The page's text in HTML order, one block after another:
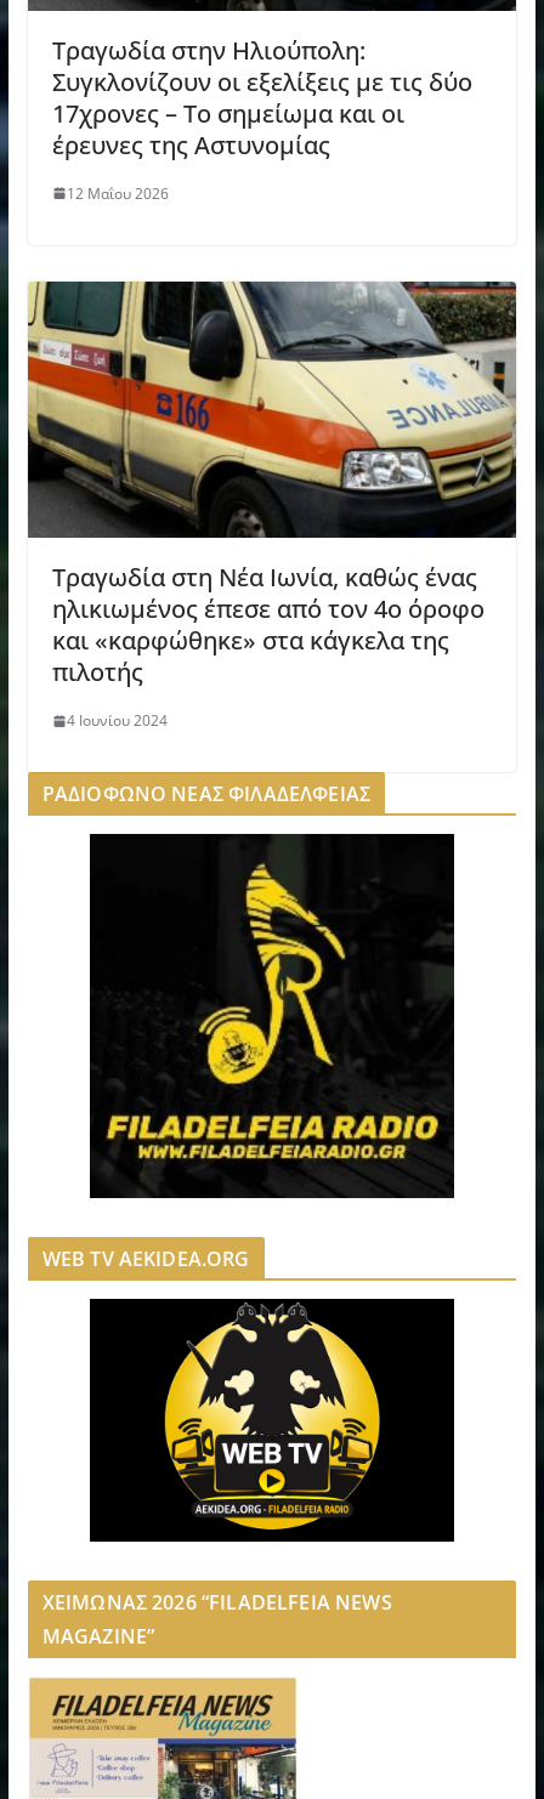
Τραγωδία στην Ηλιούπολη:
Συγκλονίζουν οι εξελίξεις με τις δύο
17χρονες – Το σημείωμα και οι
έρευνες της Αστυνομίας
12 Μαΐου 2026
Τραγωδία στη Νέα Ιωνία, καθώς ένας
ηλικιωμένος έπεσε από τον 4ο όροφο
και «καρφώθηκε» στα κάγκελα της
πιλοτής
4 Ιουνίου 2024
ΡΑΔΙΟΦΩΝΟ ΝΕΑΣ ΦΙΛΑΔΕΛΦΕΙΑΣ
WEB TV AEKIDEA.ORG
ΧΕΙΜΩΝΑΣ 2026 “FILADELFEIA NEWS
MAGAZINE”